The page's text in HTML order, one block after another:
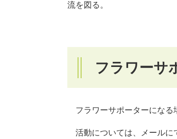
流を図る。
フラワーサ
フラワーサポーターになる
活動については、メールに